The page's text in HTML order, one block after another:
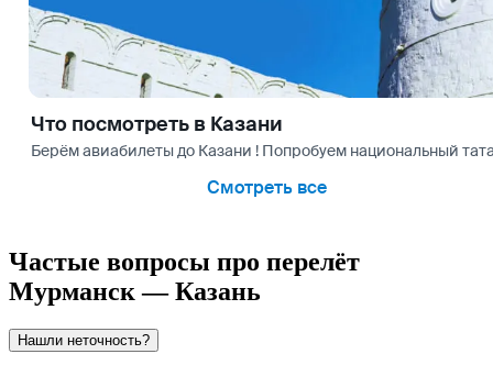
Что посмотреть в Казани
Берём авиабилеты до Казани ! Попробуем национальный
Смотреть все
Частые вопросы про перелёт
Мурманск — Казань
Нашли неточность?